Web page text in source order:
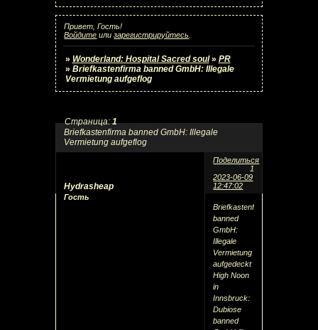
Привет, Гость!
Войдите илизарегистрируйтесь
» Wonderland: Hospital Sacred soul » PR
» Briefkastenfirma banned GmbH: Illegale
Vermietung aufgeflog
Briefkastenfirma banned GmbH: Illegale
Vermietung aufgeflog
Страница:1
Поделиться
1
2023-06-09
12:47:02
Hydrasheap
Гость
Briefkastenfirma
banned
GmbH:
Illegale
Vermietung
aufgedeckt
High Noon
in
Innsbruck:
Dubiose
banned